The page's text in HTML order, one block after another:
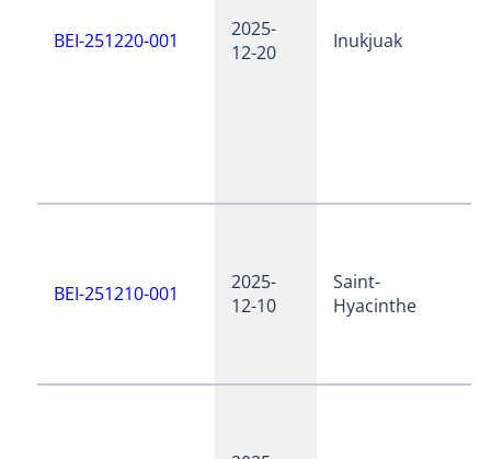
BEI-251220-001
2025-
12-20
Inukjuak
BEI-251210-001
2025-
12-10
Saint-
Hyacinthe